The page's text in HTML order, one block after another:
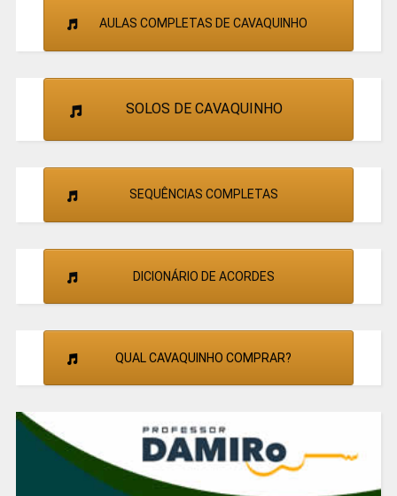
AULAS COMPLETAS DE CAVAQUINHO
SOLOS DE CAVAQUINHO
SEQUÊNCIAS COMPLETAS
DICIONÁRIO DE ACORDES
QUAL CAVAQUINHO COMPRAR?